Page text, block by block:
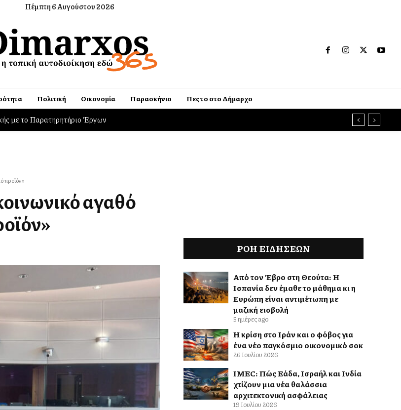
Πέμπτη 6 Αυγούστου 2026
Πολιτική Οικονομία Παρασκήνιο Πες το στο Δήμαρχο
με το Παρατηρητήριο Έργων
ο Δήμος Φυλής
προϊόν»
αγαθό
ΡΟΗ ΕΙΔΉΣΕΩΝ
Από τον Έβρο στη Θεούτα: Η
Ισπανία δεν έμαθε το μάθημα κι η
Ευρώπη είναι αντιμέτωπη με
μαζική εισβολή
5 ημέρες ago
Η κρίση στο Ιράν και ο φόβος για
ένα νέο παγκόσμιο οικονομικό σοκ
26 Ιουλίου 2026
IMEC: Πώς Ελλάδα, Ισραήλ και Ινδία
χτίζουν μια νέα θαλάσσια
αρχιτεκτονική ασφάλειας
19 Ιουλίου 2026